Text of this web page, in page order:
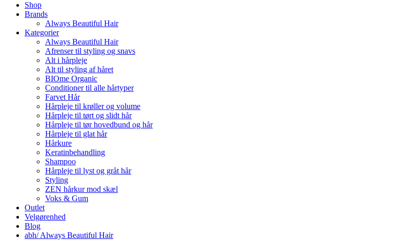
Shop
Brands
Always Beautiful Hair
Kategorier
Always Beautiful Hair
Afrenser til styling og snavs
Alt i hårpleje
Alt til styling af håret
BIOme Organic
Conditioner til alle hårtyper
Farvet Hår
Hårpleje til krøller og volume
Hårpleje til tørt og slidt hår
Hårpleje til tør hovedbund og hår
Hårpleje til glat hår
Hårkure
Keratinbehandling
Shampoo
Hårpleje til lyst og gråt hår
Styling
ZEN hårkur mod skæl
Voks & Gum
Outlet
Velgørenhed
Blog
abh/ Always Beautiful Hair